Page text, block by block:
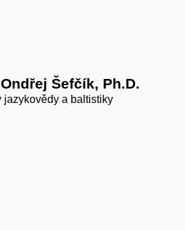
Šefčík, Ph.D.
jazykovědy a baltistiky